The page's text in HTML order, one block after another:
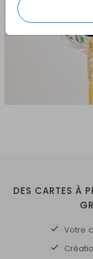
DES CARTES À
Votre